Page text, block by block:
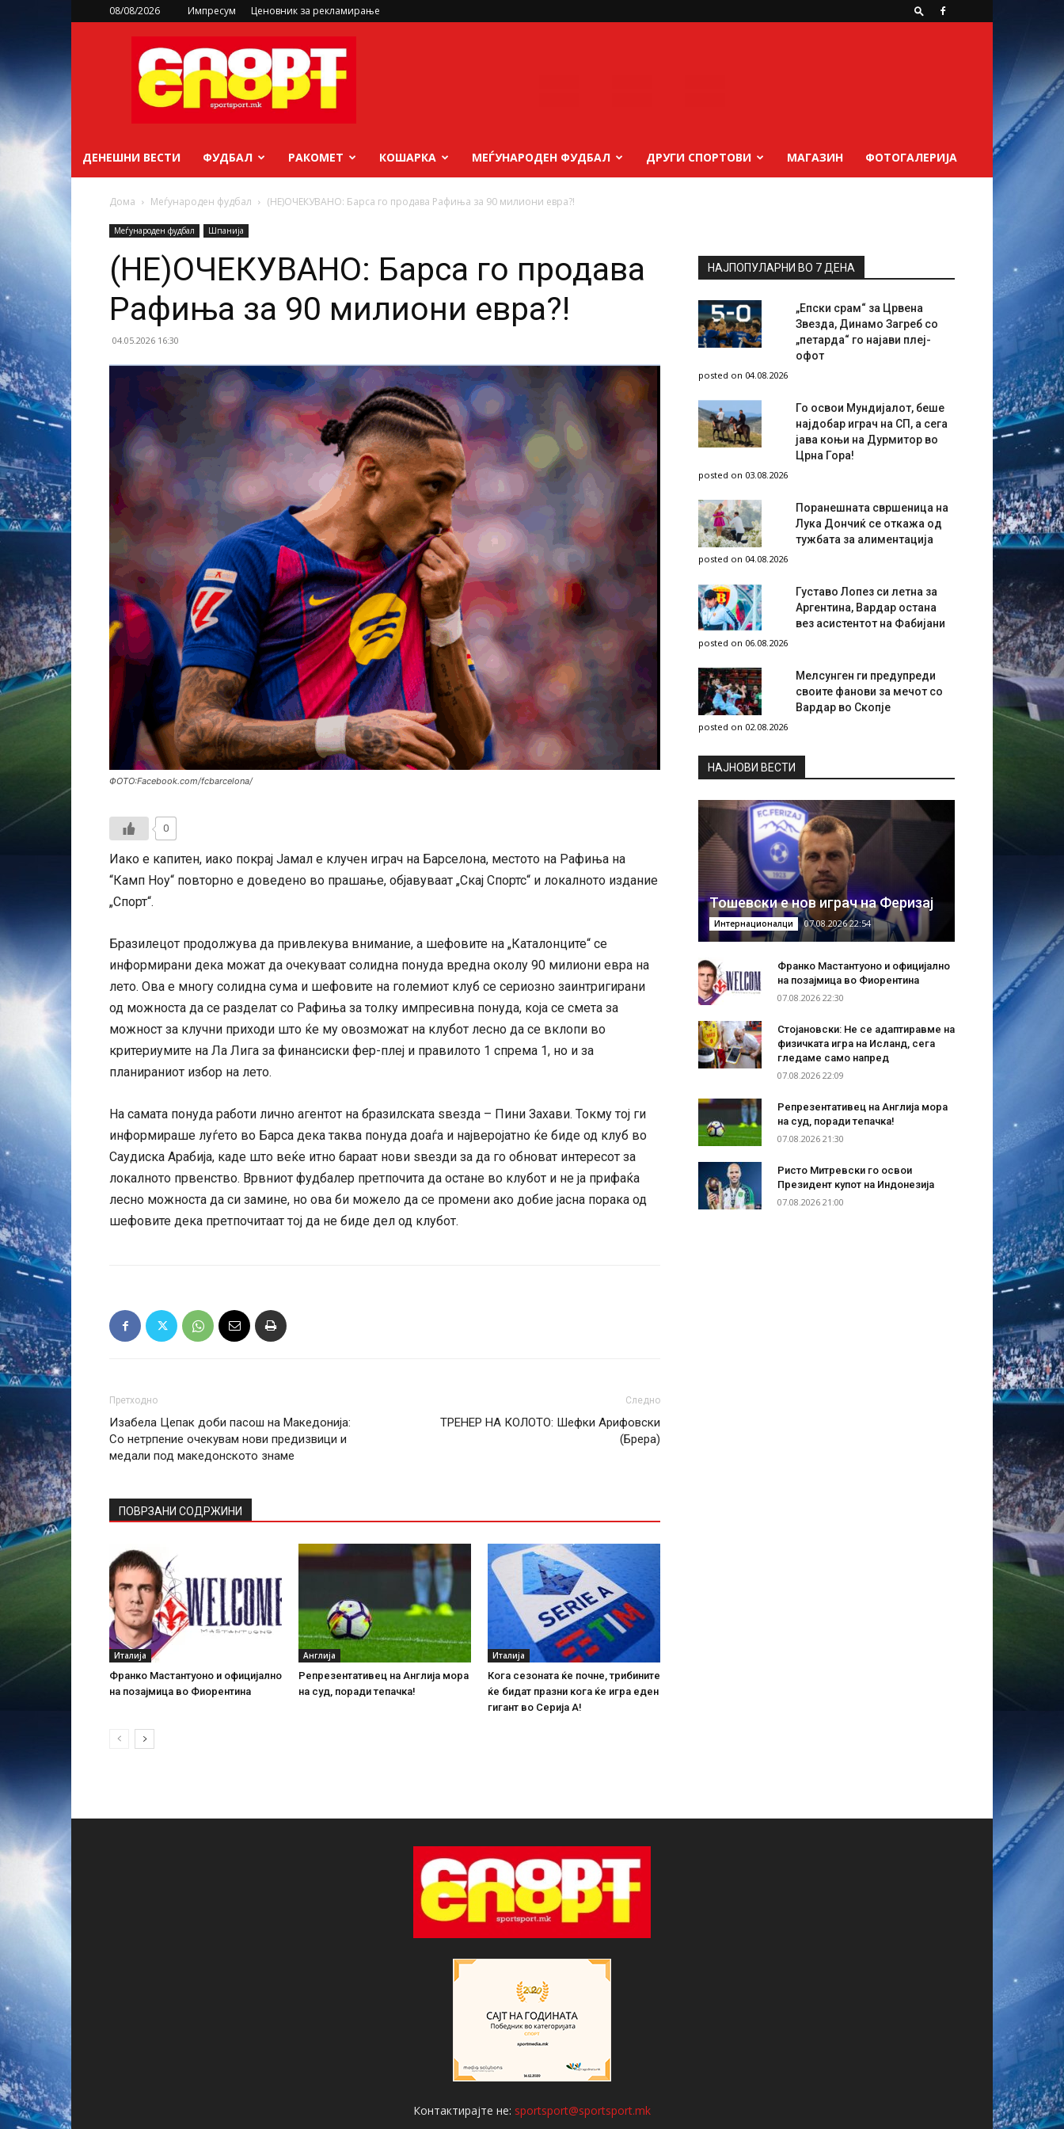
08/08/2026 Импресум Ценовник за рекламирање
sportsport.mk
ДЕНЕШНИ ВЕСТИ ФУДБАЛ РАКОМЕТ КОШАРКА МЕЃУНАРОДЕН ФУДБАЛ ДРУГИ СПОРТОВИ МАГАЗИН ФОТОГАЛЕРИЈА
Дома Меѓународен фудбал (НЕ)ОЧЕКУВАНО: Барса го продава Рафиња за 90 милиони евра?!
Меѓународен фудбал Шпанија
(НЕ)ОЧЕКУВАНО: Барса го продава
Рафиња за 90 милиони евра?!
04.05.2026 16:30
ФОТО:Facebook.com/fcbarcelona/
0
Иако е капитен, иако покрај Јамал е клучен играч на Барселона, местото на Рафиња на
“Камп Ноу“ повторно е доведено во прашање, објавуваат „Скај Спортс“ и локалното издание
„Спорт“.
Бразилецот продолжува да привлекува внимание, а шефовите на „Каталонците“ се
информирани дека можат да очекуваат солидна понуда вредна околу 90 милиони евра на
лето. Ова е многу солидна сума и шефовите на големиот клуб се сериозно заинтригирани
од можноста да се разделат со Рафиња за толку импресивна понуда, која се смета за
можност за клучни приходи што ќе му овозможат на клубот лесно да се вклопи во
критериумите на Ла Лига за финансиски фер-плеј и правилото 1 спрема 1, но и за
планираниот избор на лето.
На самата понуда работи лично агентот на бразилската ѕвезда – Пини Захави. Токму тој ги
информираше луѓето во Барса дека таква понуда доаѓа и најверојатно ќе биде од клуб во
Саудиска Арабија, каде што веќе итно бараат нови ѕвезди за да го обноват интересот за
локалното првенство. Врвниот фудбалер претпочита да остане во клубот и не ја прифаќа
лесно можноста да си замине, но ова би можело да се промени ако добие јасна порака од
шефовите дека претпочитаат тој да не биде дел од клубот.
Претходно
Изабела Цепак доби пасош на Македонија:
Со нетрпение очекувам нови предизвици и
медали под македонското знаме
Следно
ТРЕНЕР НА КОЛОТО: Шефки Арифовски
(Брера)
ПОВРЗАНИ СОДРЖИНИ
Италија
Франко Мастантуоно и официјално
на позајмица во Фиорентина
Англија
Репрезентативец на Англија мора
на суд, поради тепачка!
Италија
Кога сезоната ќе почне, трибините
ќе бидат празни кога ќе игра еден
гигант во Серија А!
НАЈПОПУЛАРНИ ВО 7 ДЕНА
„Епски срам“ за Црвена
Звезда, Динамо Загреб со
„петарда“ го најави плеј-
офот
posted on 04.08.2026
Го освои Мундијалот, беше
најдобар играч на СП, а сега
јава коњи на Дурмитор во
Црна Гора!
posted on 03.08.2026
Поранешната свршеница на
Лука Дончиќ се откажа од
тужбата за алиментација
posted on 04.08.2026
Густаво Лопез си летна за
Аргентина, Вардар остана
вез асистентот на Фабијани
posted on 06.08.2026
Мелсунген ги предупреди
своите фанови за мечот со
Вардар во Скопје
posted on 02.08.2026
НAЈНОВИ ВЕСТИ
Тошевски е нов играч на Феризај
Интернационалци 07.08.2026 22:54
Франко Мастантуоно и официјално
на позајмица во Фиорентина
07.08.2026 22:30
Стојановски: Не се адаптиравме на
физичката игра на Исланд, сега
гледаме само напред
07.08.2026 22:09
Репрезентативец на Англија мора
на суд, поради тепачка!
07.08.2026 21:30
Ристо Митревски го освои
Президент купот на Индонезија
07.08.2026 21:00
Контактирајте не: sportsport@sportsport.mk